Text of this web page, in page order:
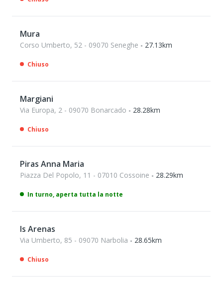
Mura
Corso Umberto, 52 - 09070 Seneghe - 27.13km
Chiuso
Margiani
Via Europa, 2 - 09070 Bonarcado - 28.28km
Chiuso
Piras Anna Maria
Piazza Del Popolo, 11 - 07010 Cossoine - 28.29km
In turno, aperta tutta la notte
Is Arenas
Via Umberto, 85 - 09070 Narbolia - 28.65km
Chiuso